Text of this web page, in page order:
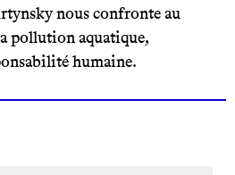
nous confronte au
pollution aquatique,
humaine.